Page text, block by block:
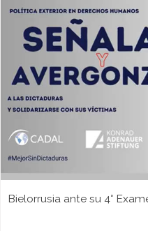
Bielorrusia ante su 4°